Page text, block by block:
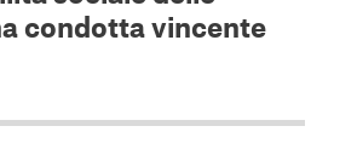
condotta vincente